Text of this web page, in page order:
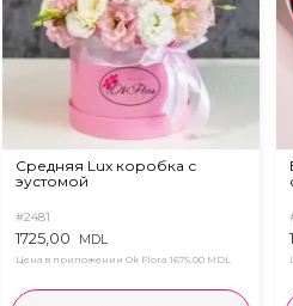
Средняя Lux коробка с
эустомой
#2481
1725,00 MDL
Цена в приложении Ok Flora 1675,00 MDL